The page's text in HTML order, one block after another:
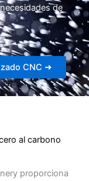
de
CNC ➜
al carbono
proporciona